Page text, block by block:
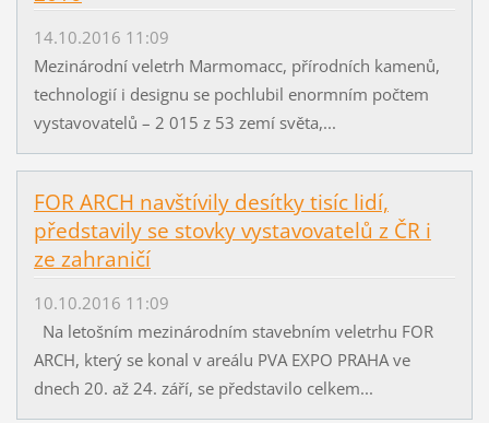
14.10.2016 11:09
Mezinárodní veletrh Marmomacc, přírodních kamenů,
technologií i designu se pochlubil enormním počtem
vystavovatelů – 2 015 z 53 zemí světa,...
FOR ARCH navštívily desítky tisíc lidí,
představily se stovky vystavovatelů z ČR i
ze zahraničí
10.10.2016 11:09
Na letošním mezinárodním stavebním veletrhu FOR
ARCH, který se konal v areálu PVA EXPO PRAHA ve
dnech 20. až 24. září, se představilo celkem...